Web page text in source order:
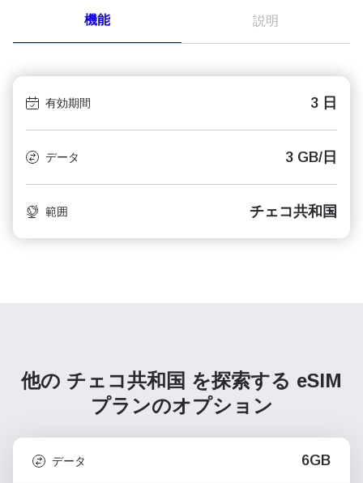
機能 説明
有効期間 3 日
データ 3 GB/日
範囲 チェコ共和国
他の チェコ共和国 を探索する eSIM
プランのオプション
データ 6GB